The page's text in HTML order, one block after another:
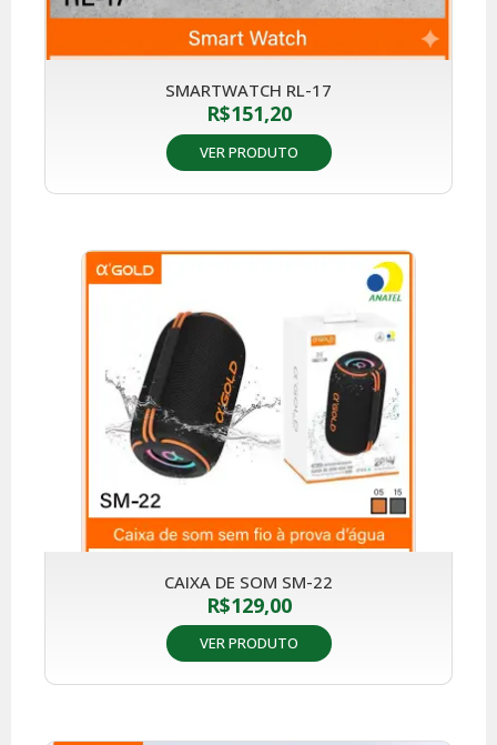
SMARTWATCH RL-17
R$151,20
VER PRODUTO
CAIXA DE SOM SM-22
R$129,00
VER PRODUTO